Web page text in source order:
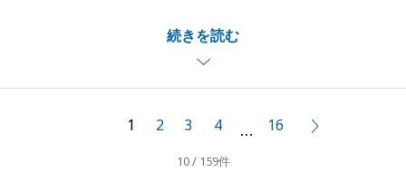
続きを読む
めることができました。
今後とも何かありましたらお気軽にご相談いただけれ
ばと思いますので、何卒よろしくお願いいたします。
閉じる
1 2 3 4 … 16
10 / 159件